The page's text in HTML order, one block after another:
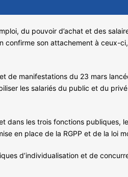
du pouvoir d’achat et des
son attachement à ceux-
de manifestations du 23 mars
les salariés du public et du
dans les trois fonctions publiques,
en place de la RGPP et de la loi
d’individualisation et de